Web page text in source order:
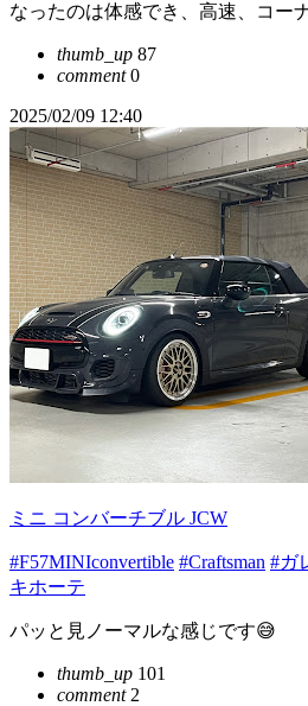
なったのは体感でき、高速、コー
thumb_up 87
comment0
2025/02/09 12:40
ミニ コンバーチブル JCW
#F57MINIconvertible #Craftsman #ガ
キホーテ
パッと見ノーマルな感じです😅
thumb_up 101
comment2